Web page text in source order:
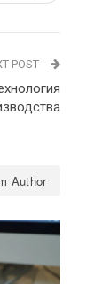
POST
Author